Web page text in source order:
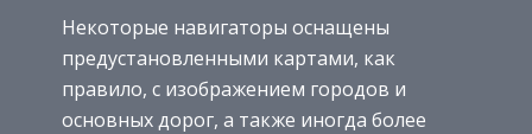
Некоторые навигаторы оснащены
предустановленными картами, как
правило, с изображением городов и
основных дорог, а также иногда более